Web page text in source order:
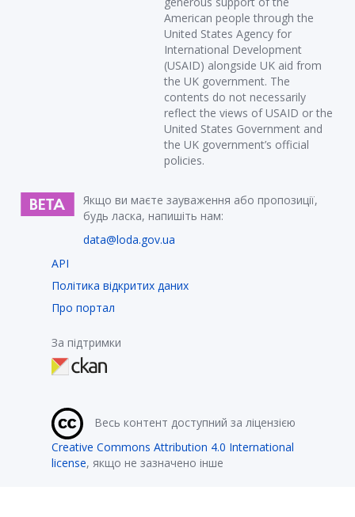
American people through the
United States Agency for
International Development
(USAID) alongside UK aid from
the UK government. The
contents do not necessarily
reflect the views of USAID or the
United States Government and
the UK government’s official
policies.
Якщо ви маєте зауваження або пропозиції,
будь ласка, напишіть нам:
data@loda.gov.ua
API
Політика відкритих даних
Про портал
За підтримки
Весь контент доступний за ліцензією
Creative Commons Attribution 4.0 International
license, якщо не зазначено інше